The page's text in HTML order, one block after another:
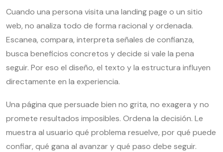
Cuando una persona visita una landing page o un sitio
web, no analiza todo de forma racional y ordenada.
Escanea, compara, interpreta señales de confianza,
busca beneficios concretos y decide si vale la pena
seguir. Por eso el diseño, el texto y la estructura influyen
directamente en la experiencia.
Una página que persuade bien no grita, no exagera y no
promete resultados imposibles. Ordena la decisión. Le
muestra al usuario qué problema resuelve, por qué puede
confiar, qué gana al avanzar y qué paso debe seguir.